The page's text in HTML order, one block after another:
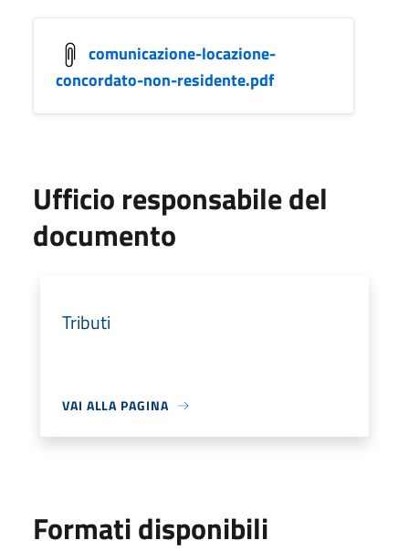
comunicazione-locazione-
concordato-non-residente.pdf
Ufficio responsabile del
documento
Tributi
VAI ALLA PAGINA
Formati disponibili